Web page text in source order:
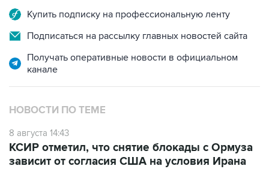
Купить подписку на профессиональную ленту
Подписаться на рассылку главных новостей сайта
Получать оперативные новости в официальном
канале
НОВОСТИ ПО ТЕМЕ
8 августа 14:43
КСИР отметил, что снятие блокады с Ормуза
зависит от согласия США на условия Ирана